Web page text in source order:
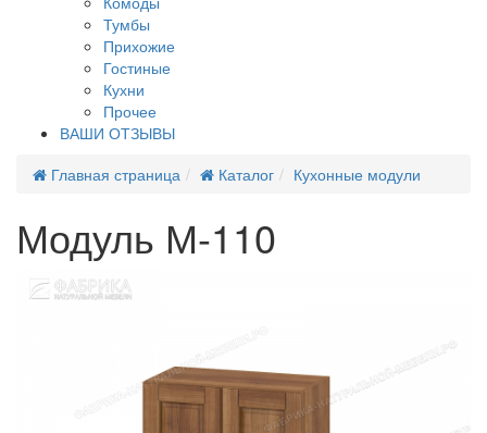
Тумбы
Прихожие
Гостиные
Кухни
Прочее
ВАШИ ОТЗЫВЫ
Главная страница
Каталог Кухонные модули
Модуль М-110